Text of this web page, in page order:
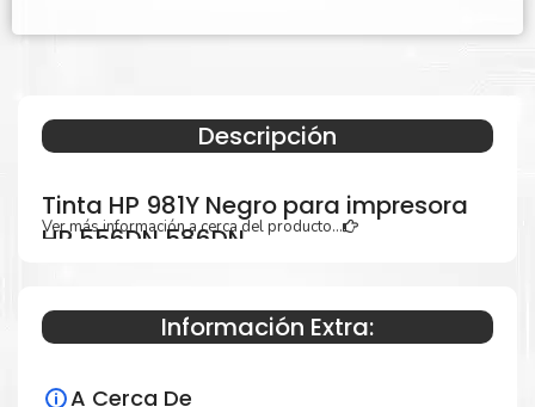
Descripción
Tinta HP 981Y Negro para impresora
HP 556DN 586DN
Especificaciones Técnicas
Ver más información a cerca del producto...
Información Extra:
A Cerca De